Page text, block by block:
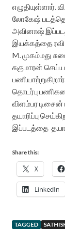
எழுதியுள்ளார்.
லோகேஷ்
அவினாஷ்
இயக்கத்தை
M. முகம்மது
சுகுமாரன்
தொடர்பு
விளம்பர
தயாரிப்பு
இப்படத்தை
Share this:
X
LinkedIn
TAGGED